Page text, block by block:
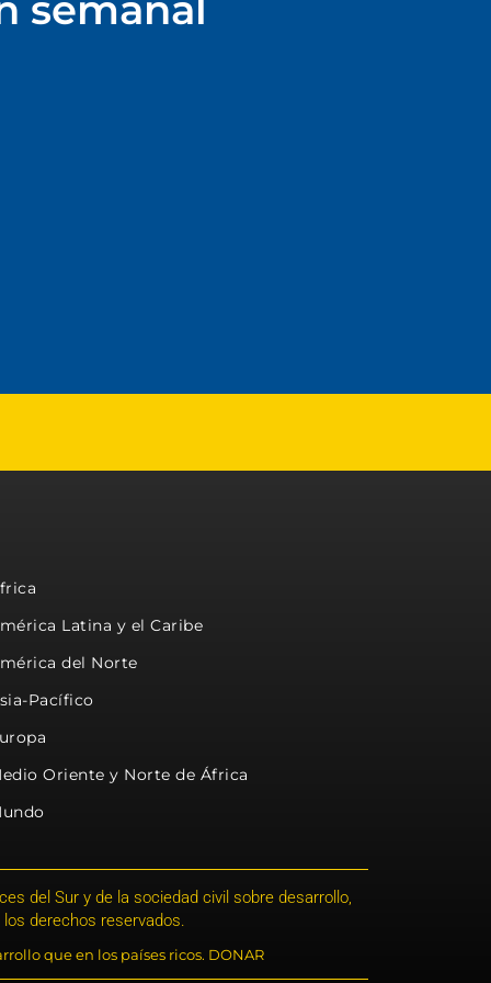
Latina y el Caribe
del Norte
Pacífico
Oriente y Norte de África
del Sur y de la sociedad civil sobre desarrollo,
derechos reservados.
que en los países ricos. DONAR